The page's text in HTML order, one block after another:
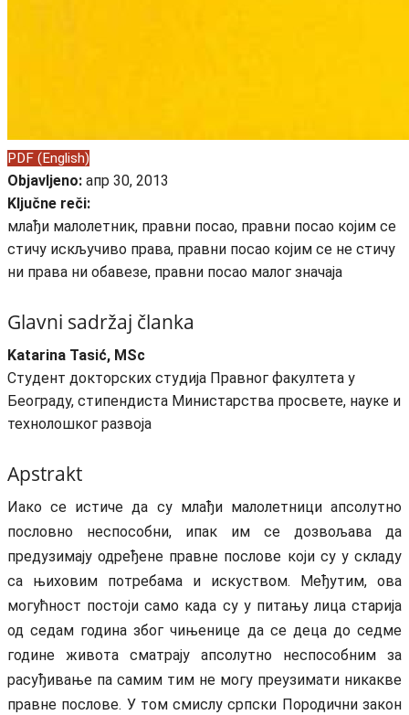
PDF (English)
Objavljeno: апр 30, 2013
Ključne reči:
млађи малолетник, правни посао, правни посао којим се
стичу искључиво права, правни посао којим се не стичу
ни права ни обавезе, правни посао малог значаја
Glavni sadržaj članka
Katarina Tasić, MSc
Cтудент докторских студија Правног факултета у
Београду, стипендиста Министарства просвете, науке и
технолошког развоја
Apstrakt
Иако се истиче да су млађи малолетници апсолутно
пословно неспособни, ипак им се дозвољава да
предузимају одређене правне послове који су у складу
са њиховим потребама и искуством. Mеђутим, ова
могућност постоји само када су у питању лица старија
од седам година због чињенице да се деца до седме
године живота сматрају апсолутно неспособним за
расуђивање па самим тим не могу преузимати никакве
правне послове. У том смислу српски Породични закон